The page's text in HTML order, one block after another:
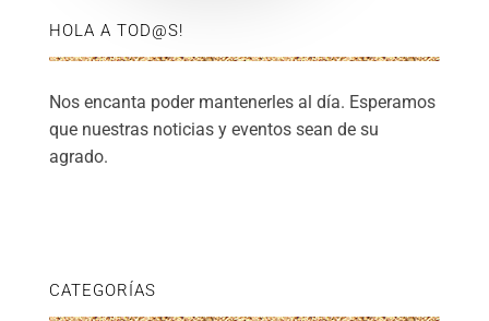
HOLA A TOD@S!
Nos encanta poder mantenerles al día. Esperamos
que nuestras noticias y eventos sean de su
agrado.
CATEGORÍAS